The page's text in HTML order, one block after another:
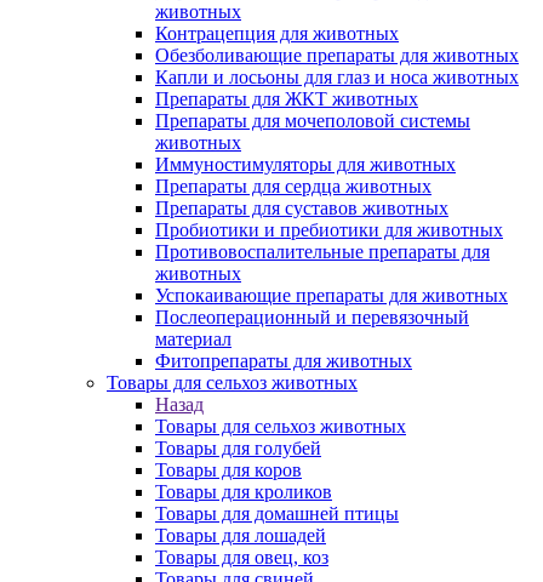
животных
Контрацепция для животных
Обезболивающие препараты для животных
Капли и лосьоны для глаз и носа животных
Препараты для ЖКТ животных
Препараты для мочеполовой системы
животных
Иммуностимуляторы для животных
Препараты для сердца животных
Препараты для суставов животных
Пробиотики и пребиотики для животных
Противовоспалительные препараты для
животных
Успокаивающие препараты для животных
Послеоперационный и перевязочный
материал
Фитопрепараты для животных
Товары для сельхоз животных
Назад
Товары для сельхоз животных
Товары для голубей
Товары для коров
Товары для кроликов
Товары для домашней птицы
Товары для лошадей
Товары для овец, коз